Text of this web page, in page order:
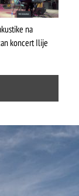
na
koncert Ilije
gora